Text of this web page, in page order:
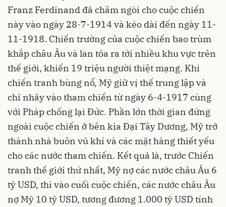
Franz Ferdinand đã châm ngòi cho cuộc chiến
này vào ngày 28-7-1914 và kéo dài đến ngày 11-
11-1918. Chiến trường của cuộc chiến bao trùm
khắp châu Âu và lan tỏa ra tới nhiều khu vực trên
thế giới, khiến 19 triệu người thiệt mạng. Khi
chiến tranh bùng nổ, Mỹ giữ vị thế trung lập và
chỉ nhảy vào tham chiến từ ngày 6-4-1917 cùng
với Pháp chống lại Đức. Phần lớn thời gian đứng
ngoài cuộc chiến ở bên kia Đại Tây Dương, Mỹ trở
thành nhà buôn vũ khí và các mặt hàng thiết yếu
cho các nước tham chiến. Kết quả là, trước Chiến
tranh thế giới thứ nhất, Mỹ nợ các nước châu Âu 6
tỷ USD, thì vào cuối cuộc chiến, các nước châu Âu
nợ Mỹ 10 tỷ USD, tương đương 1.000 tỷ USD tính